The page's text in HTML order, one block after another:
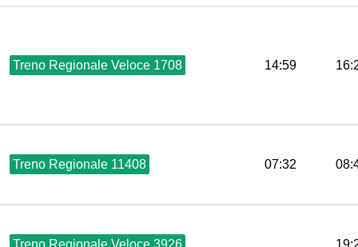
Treno Regionale Veloce 1708 14:59
Treno Regionale 11408 07:32
Treno Regionale Veloce 3926